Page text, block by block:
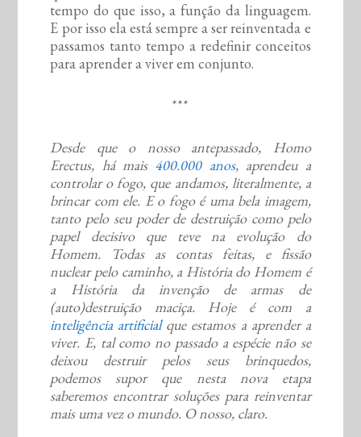
tempo do que isso, a função da linguagem.
E por isso ela está sempre a ser reinventada e
passamos tanto tempo a redefinir conceitos
para aprender a viver em conjunto.
***
Desde que o nosso antepassado, Homo
Erectus, há mais 400.000 anos, aprendeu a
controlar o fogo, que andamos, literalmente, a
brincar com ele. E o fogo é uma bela imagem,
tanto pelo seu poder de destruição como pelo
papel decisivo que teve na evolução do
Homem. Todas as contas feitas, e fissão
nuclear pelo caminho, a História do Homem é
a História da invenção de armas de
(auto)destruição maciça. Hoje é com a
inteligência artificialque estamos a aprender a
viver. E, tal como no passado a espécie não se
deixou destruir pelos seus brinquedos,
podemos supor que nesta nova etapa
saberemos encontrar soluções para reinventar
mais uma vez o mundo. O nosso, claro.